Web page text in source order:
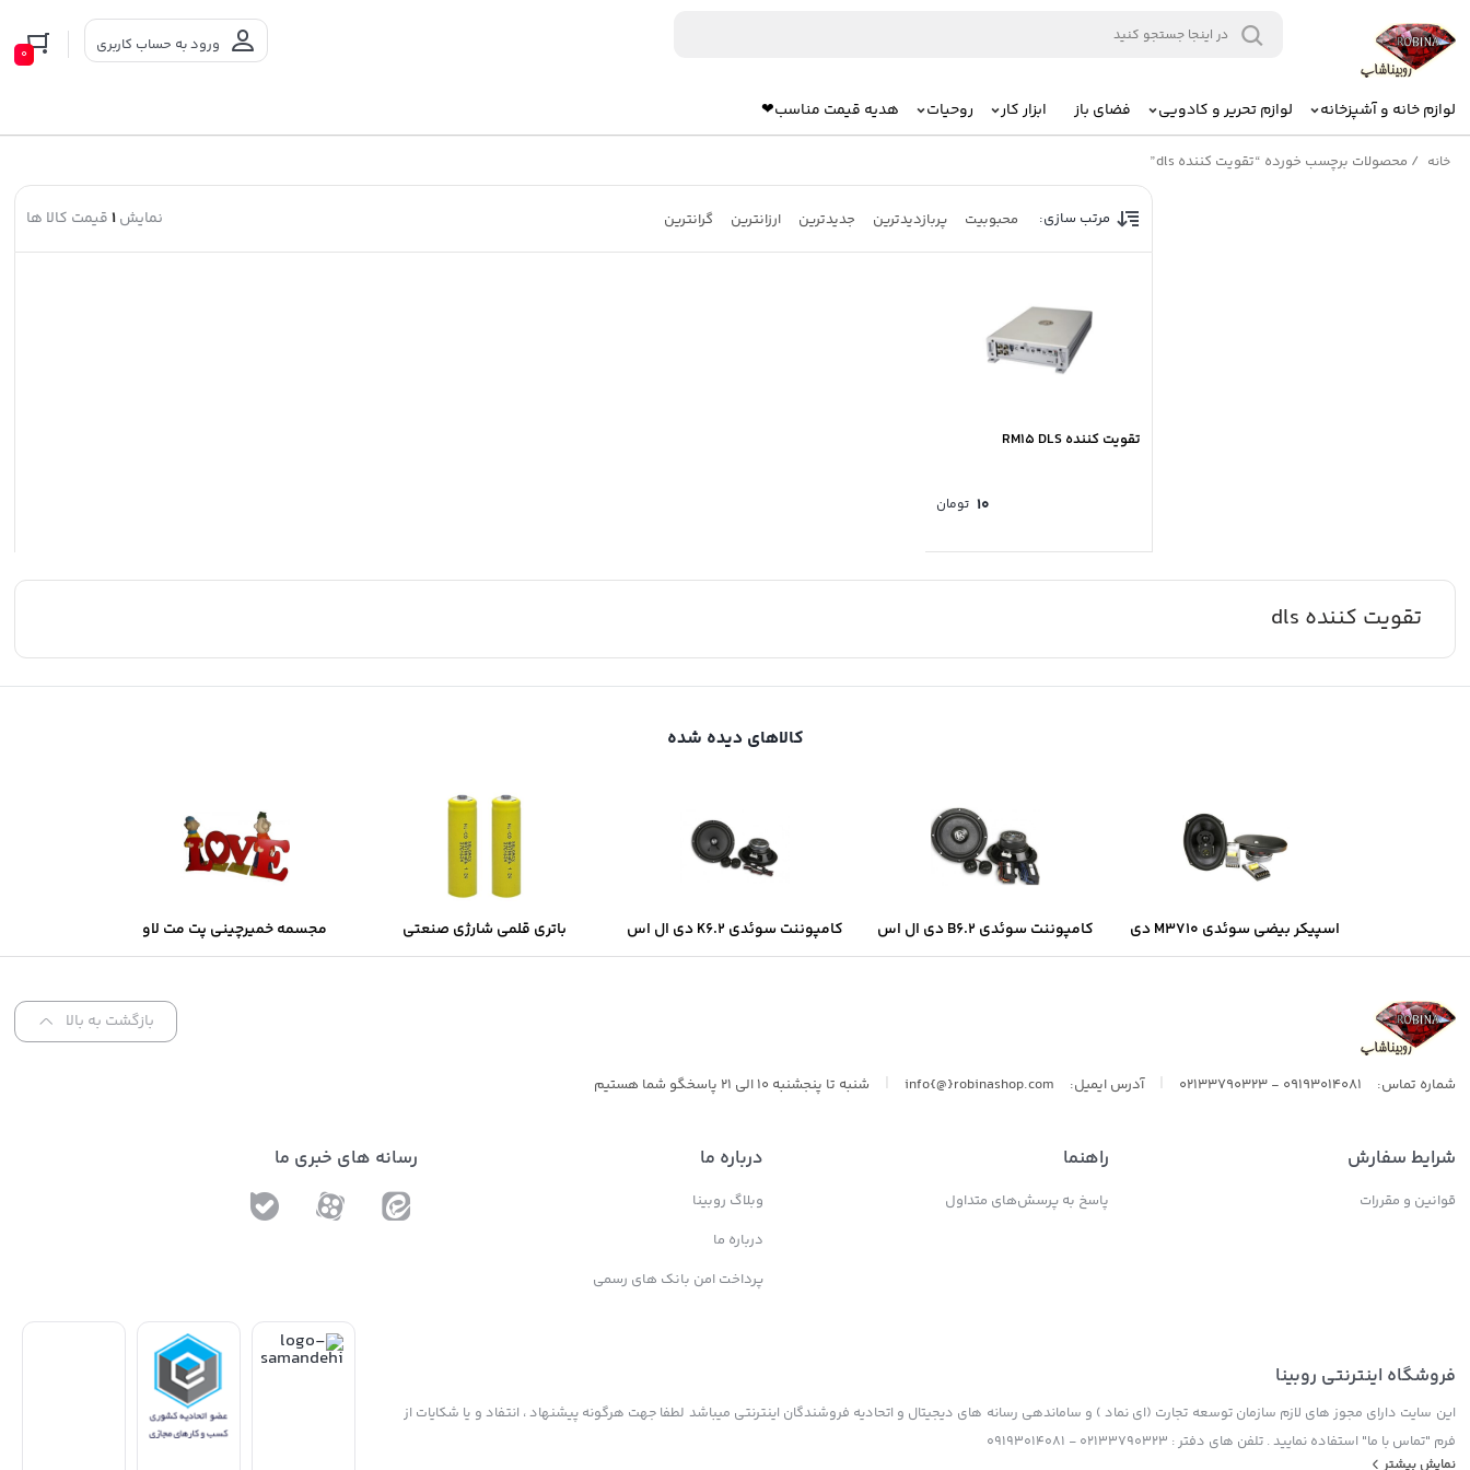
ورود به حساب کاربری 0
لوازم خانه و آشپزخانه لوازم تحریر و کادویی فضای باز ابزار کار روحیات هدیه قیمت مناسب❤
خانه / محصولات برچسب خورده “تقویت کننده dls”
مرتب سازی: محبوبیت پربازدیدترین جدیدترین ارزانترین گرانترین نمایش1 قیمت کالا ها
تقویت کننده RM15 DLS
۱۰ تومان
تقویت کننده dls
کالاهای دیده شده
اسپیکر بیضی سوئدی M3710 دی
ال اس
کامپوننت سوئدی B6.2 دی ال اس کامپوننت سوئدی K6.2 دی ال اس
باتری قلمی شارژی صنعتی
سولونیکس Solonix
مجسمه خمیرچینی پت مت لاو
بازگشت به بالا
شماره تماس: 09193014081 - 02133790323 آدرس ایمیل: info{@}robinashop.com شنبه تا پنجشنبه 10 الی 21 پاسخگو شما هستیم
شرایط سفارش
قوانین و مقررات
راهنما
پاسخ به پرسش‌های متداول
درباره ما
وبلاگ روبینا
درباره ما
پرداخت امن بانک های رسمی
رسانه های خبری ما
فروشگاه اینترنتی روبینا
این سایت دارای مجوز های لازم سازمان توسعه تجارت (ای نماد ) و ساماندهی رسانه های دیجیتال و اتحادیه فروشندگان اینترنتی میباشد لطفا جهت هرگونه پیشنهاد ، انتفاد و یا شکایات از
فرم "تماس با ما" استفاده نمایید . تلفن های دفتر : 02133790323 - 09193014081
نمایش بیشتر